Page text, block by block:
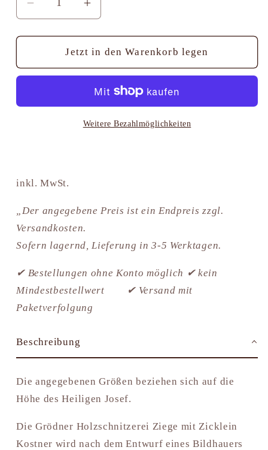
Verringere
die
Menge
mit
Kostner
Erhöhe
die
Menge
für
mit
Zicklein
Kostner
Jetzt in den Warenkorb legen
Weitere Bezahlmöglichkeiten
inkl. MwSt.
„Der angegebene Preis ist ein Endpreis zzgl.
Versandkosten.
Sofern lagernd, Lieferung in 3-5 Werktagen.
✔ Bestellungen ohne Konto möglich ✔ kein
Mindestbestellwert ✔ Versand mit
Paketverfolgung
Beschreibung
Die angegebenen Größen beziehen sich auf die
Höhe des Heiligen Josef.
Die Grödner Holzschnitzerei Ziege mit Zicklein
Kostner wird nach dem Entwurf eines Bildhauers